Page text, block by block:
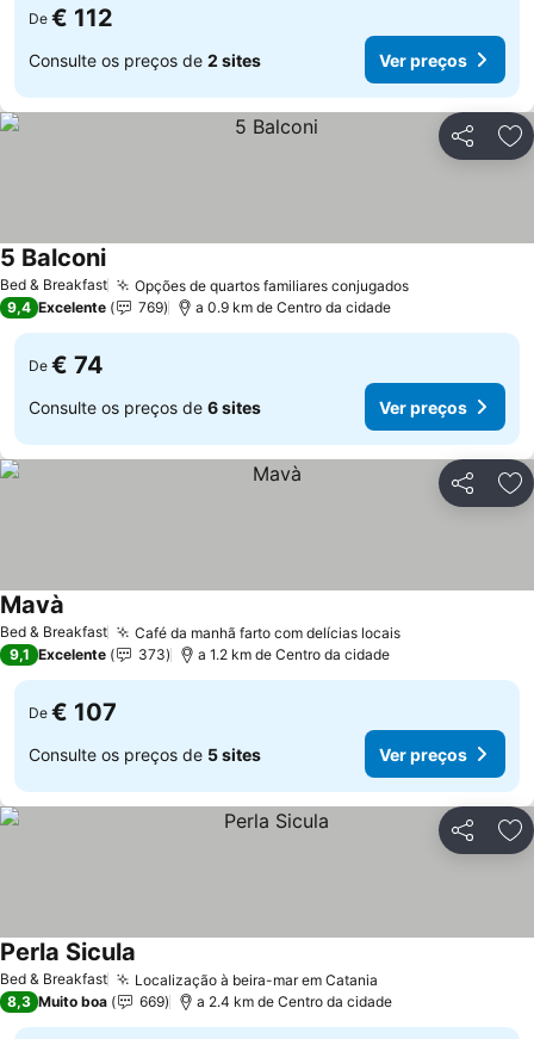
De € 112
Consulte os preços de 2 sites Ver preços
Partilhar
Bed & Breakfast Opções de quartos familiares conjugadosVer preços
5 BalconiVer preços
9,4 Excelente 769 a 0.9 km de Centro da cidade
De € 74
Consulte os preços de 6 sites Ver preços
Partilhar
Bed & Breakfast Café da manhã farto com delícias locaisVer preços
Mavà
9,1 Excelente 373 a 1.2 km de Centro da cidade
De € 107
Consulte os preços de 5 sites Ver preços
Partilhar
Bed & Breakfast Localização à beira-mar em Catania
Perla Sicula
8,3 Muito boa 669 a 2.4 km de Centro da cidade